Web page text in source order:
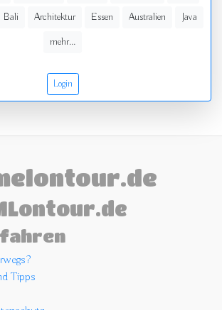
Bali Architektur Essen Australien
Java
mehr...
Login
Tipps